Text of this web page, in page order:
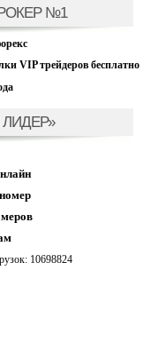
№1
VIP трейдеров бесплатно
10698824